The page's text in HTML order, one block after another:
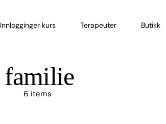
Innlogginger kurs Terapeuter Butikk
familie
6 items